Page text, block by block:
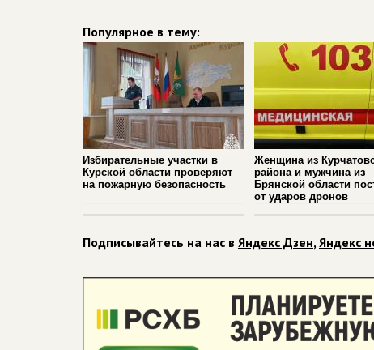
Популярное в тему:
Избирательные участки в
Курской области проверяют
на пожарную безопасность
Женщина из
района и мужчина из
Брянской области
от ударов дронов
Подписывайтесь на нас в Яндекс Дзен,Яндекс